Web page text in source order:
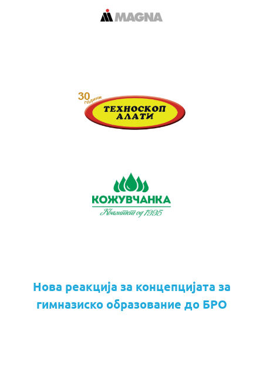
Нова реакција за концепцијата за
гимназиско образование до БРО